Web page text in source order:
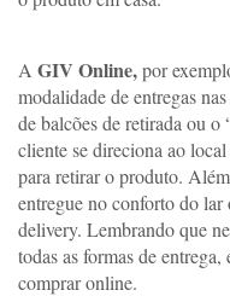
A GIV Online, por
modalidade de entregas
de balcões de retirada ou o
cliente se direciona ao
para retirar o produto.
entregue no conforto do
delivery. Lembrando que
todas as formas de
comprar online.